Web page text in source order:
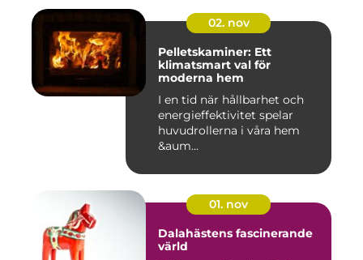
02. nov
Pelletskaminer: Ett
klimatsmart val för
moderna hem
I en tid när hållbarhet och
energieffektivitet spelar
huvudrollerna i våra hem
&aum...
01. nov
Dalahästens fascinerande
värld